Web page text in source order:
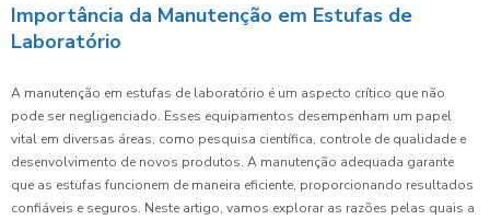
Importância da Manutenção em Estufas de
Laboratório
A manutenção em estufas de laboratório é um aspecto crítico que não
pode ser negligenciado. Esses equipamentos desempenham um papel
vital em diversas áreas, como pesquisa científica, controle de qualidade e
desenvolvimento de novos produtos. A manutenção adequada garante
que as estufas funcionem de maneira eficiente, proporcionando resultados
confiáveis e seguros. Neste artigo, vamos explorar as razões pelas quais a